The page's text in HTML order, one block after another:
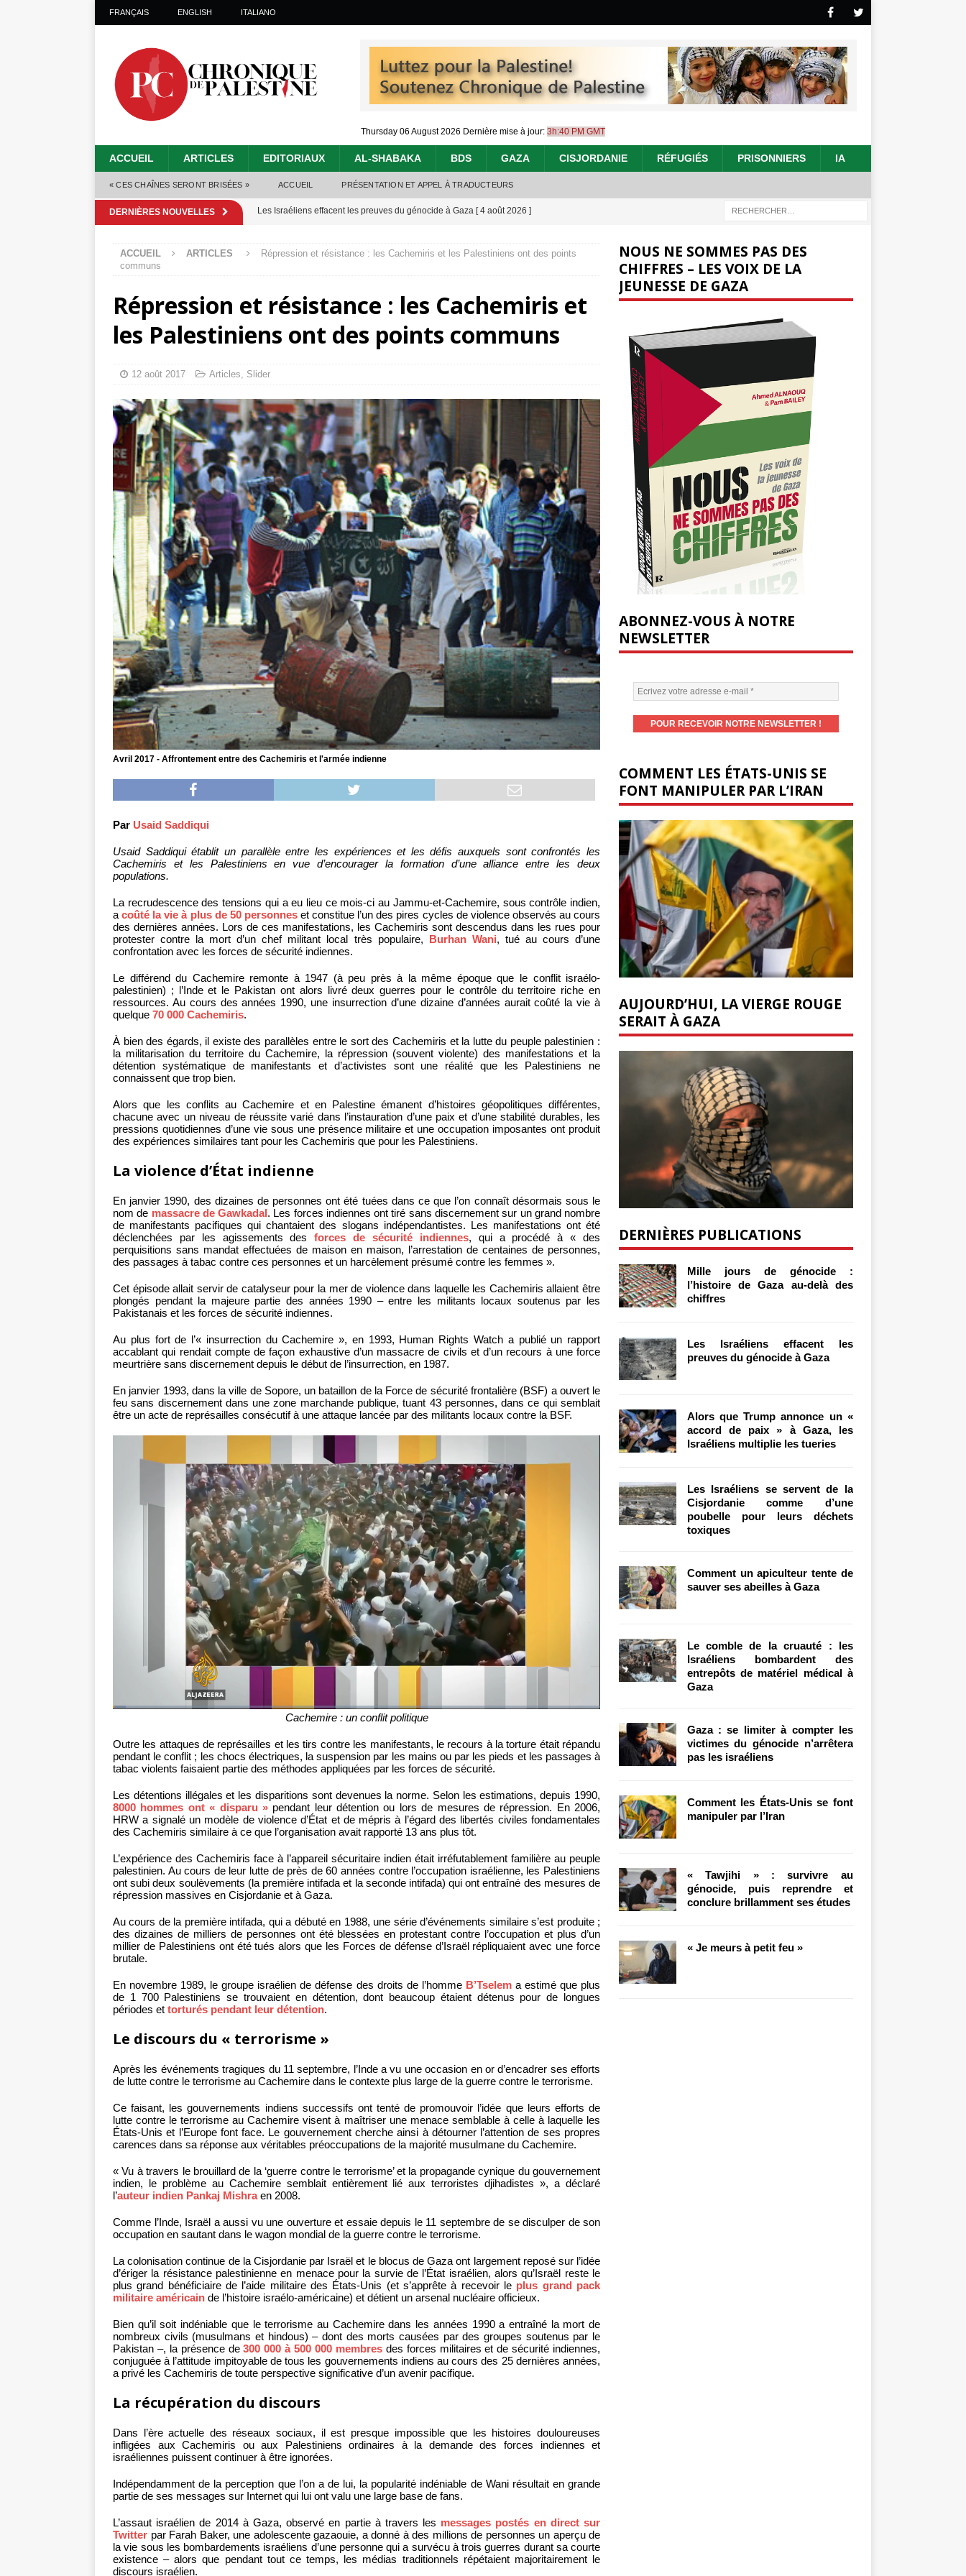
FRANÇAIS ENGLISH ITALIANO
Thursday 06 August 2026 Dernière mise à jour: 3h:40 PM GMT
ACCUEIL ARTICLES EDITORIAUX AL-SHABAKA BDS GAZA CISJORDANIE RÉFUGIÉS PRISONNIERS IA
« CES CHAÎNES SERONT BRISÉES » ACCUEIL PRÉSENTATION ET APPEL À TRADUCTEURS
DERNIÈRES NOUVELLES Les Israéliens effacent les preuves du génocide à Gaza [ 4 août 2026 ]
tueries[ 4 août 2026 ]
toxiques[ 3 août 2026 ]
Comment un apiculteur tente de sauver ses abeilles à Gaza[ 2 août 2026 ]
ACCUEIL ARTICLES
Répression et résistance : les Cachemiris et les Palestiniens ont des points
communs
Répression et résistance : les Cachemiris et
les Palestiniens ont des points communs
12 août 2017 Articles, Slider
Avril 2017 - Affrontement entre des Cachemiris et l'armée indienne
Par Usaid Saddiqui
Usaid Saddiqui établit un parallèle entre les expériences et les défis auxquels sont confrontés les
Cachemiris et les Palestiniens en vue d’encourager la formation d’une alliance entre les deux
populations.
La recrudescence des tensions qui a eu lieu ce mois-ci au Jammu-et-Cachemire, sous contrôle indien,
acoûté la vie à plus de 50 personneset constitue l’un des pires cycles de violence observés au cours
des dernières années. Lors de ces manifestations, les Cachemiris sont descendus dans les rues pour
protester contre la mort d’un chef militant local très populaire, Burhan Wani, tué au cours d’une
confrontation avec les forces de sécurité indiennes.
Le différend du Cachemire remonte à 1947 (à peu près à la même époque que le conflit israélo-
palestinien) ; l’Inde et le Pakistan ont alors livré deux guerres pour le contrôle du territoire riche en
ressources. Au cours des années 1990, une insurrection d’une dizaine d’années aurait coûté la vie à
quelque 70 000 Cachemiris.
À bien des égards, il existe des parallèles entre le sort des Cachemiris et la lutte du peuple palestinien :
la militarisation du territoire du Cachemire, la répression (souvent violente) des manifestations et la
détention systématique de manifestants et d’activistes sont une réalité que les Palestiniens ne
connaissent que trop bien.
Alors que les conflits au Cachemire et en Palestine émanent d’histoires géopolitiques différentes,
chacune avec un niveau de réussite varié dans l’instauration d’une paix et d’une stabilité durables, les
pressions quotidiennes d’une vie sous une présence militaire et une occupation imposantes ont produit
des expériences similaires tant pour les Cachemiris que pour les Palestiniens.
La violence d’État indienne
En janvier 1990, des dizaines de personnes ont été tuées dans ce que l’on connaît désormais sous le
nom de massacre de Gawkadal. Les forces indiennes ont tiré sans discernement sur un grand nombre
de manifestants pacifiques qui chantaient des slogans indépendantistes. Les manifestations ont été
déclenchées par les agissements desforces de sécurité indiennes, qui a procédé à « des
perquisitions sans mandat effectuées de maison en maison, l’arrestation de centaines de personnes,
des passages à tabac contre ces personnes et un harcèlement présumé contre les femmes ».
Cet épisode allait servir de catalyseur pour la mer de violence dans laquelle les Cachemiris allaient être
plongés pendant la majeure partie des années 1990 – entre les militants locaux soutenus par les
Pakistanais et les forces de sécurité indiennes.
Au plus fort de l’« insurrection du Cachemire », en 1993, Human Rights Watch a publié un rapport
accablant qui rendait compte de façon exhaustive d’un massacre de civils et d’un recours à une force
meurtrière sans discernement depuis le début de l’insurrection, en 1987.
En janvier 1993, dans la ville de Sopore, un bataillon de la Force de sécurité frontalière (BSF) a ouvert le
feu sans discernement dans une zone marchande publique, tuant 43 personnes, dans ce qui semblait
être un acte de représailles consécutif à une attaque lancée par des militants locaux contre la BSF.
Cachemire : un conflit politique
Outre les attaques de représailles et les tirs contre les manifestants, le recours à la torture était répandu
pendant le conflit ; les chocs électriques, la suspension par les mains ou par les pieds et les passages à
tabac violents faisaient partie des méthodes appliquées par les forces de sécurité.
Les détentions illégales et les disparitions sont devenues la norme. Selon les estimations, depuis 1990,
8000 hommes ont « disparu »pendant leur détention ou lors de mesures de répression. En 2006,
HRW a signalé un modèle de violence d’État et de mépris à l’égard des libertés civiles fondamentales
des Cachemiris similaire à ce que l’organisation avait rapporté 13 ans plus tôt.
L’expérience des Cachemiris face à l’appareil sécuritaire indien était irréfutablement familière au peuple
palestinien. Au cours de leur lutte de près de 60 années contre l’occupation israélienne, les Palestiniens
ont subi deux soulèvements (la première intifada et la seconde intifada) qui ont entraîné des mesures de
répression massives en Cisjordanie et à Gaza.
Au cours de la première intifada, qui a débuté en 1988, une série d’événements similaire s’est produite ;
des dizaines de milliers de personnes ont été blessées en protestant contre l’occupation et plus d’un
millier de Palestiniens ont été tués alors que les Forces de défense d’Israël répliquaient avec une force
brutale.
En novembre 1989, le groupe israélien de défense des droits de l’homme B’Tselema estimé que plus
de 1 700 Palestiniens se trouvaient en détention, dont beaucoup étaient détenus pour de longues
périodes et torturés pendant leur détention.
Le discours du « terrorisme »
Après les événements tragiques du 11 septembre, l’Inde a vu une occasion en or d’encadrer ses efforts
de lutte contre le terrorisme au Cachemire dans le contexte plus large de la guerre contre le terrorisme.
Ce faisant, les gouvernements indiens successifs ont tenté de promouvoir l’idée que leurs efforts de
lutte contre le terrorisme au Cachemire visent à maîtriser une menace semblable à celle à laquelle les
États-Unis et l’Europe font face. Le gouvernement cherche ainsi à détourner l’attention de ses propres
carences dans sa réponse aux véritables préoccupations de la majorité musulmane du Cachemire.
« Vu à travers le brouillard de la ‘guerre contre le terrorisme’ et la propagande cynique du gouvernement
indien, le problème au Cachemire semblait entièrement lié aux terroristes djihadistes », a déclaré
l’auteur indien Pankaj Mishraen 2008.
Comme l’Inde, Israël a aussi vu une ouverture et essaie depuis le 11 septembre de se disculper de son
occupation en sautant dans le wagon mondial de la guerre contre le terrorisme.
La colonisation continue de la Cisjordanie par Israël et le blocus de Gaza ont largement reposé sur l’idée
d’ériger la résistance palestinienne en menace pour la survie de l’État israélien, alors qu’Israël reste le
plus grand bénéficiaire de l’aide militaire des États-Unis (et s’apprête à recevoir le plus grand pack
militaire américain de l’histoire israélo-américaine) et détient un arsenal nucléaire officieux.
Bien qu’il soit indéniable que le terrorisme au Cachemire dans les années 1990 a entraîné la mort de
nombreux civils (musulmans et hindous) – dont des morts causées par des groupes soutenus par le
Pakistan –, la présence de300 000 à 500 000 membresdes forces militaires et de sécurité indiennes,
conjuguée à l’attitude impitoyable de tous les gouvernements indiens au cours des 25 dernières années,
a privé les Cachemiris de toute perspective significative d’un avenir pacifique.
La récupération du discours
Dans l’ère actuelle des réseaux sociaux, il est presque impossible que les histoires douloureuses
infligées aux Cachemiris ou aux Palestiniens ordinaires à la demande des forces indiennes et
israéliennes puissent continuer à être ignorées.
Indépendamment de la perception que l’on a de lui, la popularité indéniable de Wani résultait en grande
partie de ses messages sur Internet qui lui ont valu une large base de fans.
L’assaut israélien de 2014 à Gaza, observé en partie à travers les messages postés en direct sur
Twitter par Farah Baker, une adolescente gazaouie, a donné à des millions de personnes un aperçu de
la vie sous les bombardements israéliens d’une personne qui a survécu à trois guerres durant sa courte
existence – alors que pendant tout ce temps, les médias traditionnels répétaient majoritairement le
discours israélien.
NOUS NE SOMMES PAS DES
CHIFFRES – LES VOIX DE LA
JEUNESSE DE GAZA
ABONNEZ-VOUS À NOTRE
NEWSLETTER
COMMENT LES ÉTATS-UNIS SE
FONT MANIPULER PAR L’IRAN
AUJOURD’HUI, LA VIERGE ROUGE
SERAIT À GAZA
DERNIÈRES PUBLICATIONS
Mille jours de génocide :
l’histoire de Gaza au-delà des
chiffres
Les Israéliens effacent les
preuves du génocide à Gaza
Alors que Trump annonce un «
accord de paix » à Gaza, les
Israéliens multiplie les tueries
Les Israéliens se servent de la
Cisjordanie comme d’une
poubelle pour leurs déchets
toxiques
Comment un apiculteur tente de
sauver ses abeilles à Gaza
Le comble de la cruauté : les
Israéliens bombardent des
entrepôts de matériel médical à
Gaza
Gaza : se limiter à compter les
victimes du génocide n’arrêtera
pas les israéliens
Comment les États-Unis se font
manipuler par l’Iran
« Tawjihi » : survivre au
génocide, puis reprendre et
conclure brillamment ses études
« Je meurs à petit feu »